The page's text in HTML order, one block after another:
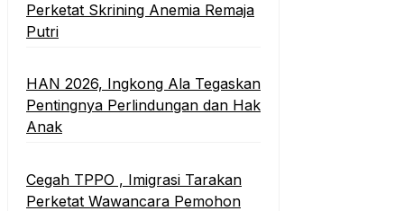
Perketat Skrining Anemia Remaja
Putri
HAN 2026, Ingkong Ala Tegaskan
Pentingnya Perlindungan dan Hak
Anak
Cegah TPPO , Imigrasi Tarakan
Perketat Wawancara Pemohon